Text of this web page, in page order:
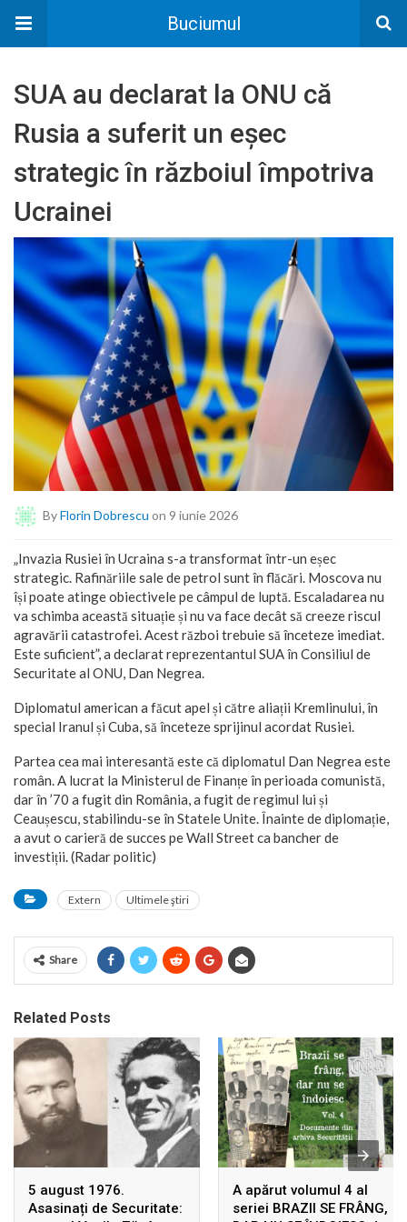
Buciumul
SUA au declarat la ONU că
Rusia a suferit un eșec
strategic în războiul împotriva
Ucrainei
ByFlorin Dobrescu on 9 iunie 2026
„Invazia Rusiei în Ucraina s-a transformat într-un eșec
strategic. Rafinăriile sale de petrol sunt în flăcări. Moscova nu
își poate atinge obiectivele pe câmpul de luptă. Escaladarea nu
va schimba această situație și nu va face decât să creeze riscul
agravării catastrofei. Acest război trebuie să înceteze imediat.
Este suficient”, a declarat reprezentantul SUA în Consiliul de
Securitate al ONU, Dan Negrea.
Diplomatul american a făcut apel și către aliații Kremlinului, în
special Iranul și Cuba, să înceteze sprijinul acordat Rusiei.
Partea cea mai interesantă este că diplomatul Dan Negrea este
român. A lucrat la Ministerul de Finanțe în perioada comunistă,
dar în ’70 a fugit din România, a fugit de regimul lui și
Ceaușescu, stabilindu-se în Statele Unite. Înainte de diplomație,
a avut o carieră de succes pe Wall Street ca bancher de
investiții. (Radar politic)
Extern Ultimele ştiri
Share
Related Posts
5 august 1976.
Asasinați de Securitate:
A apărut volumul 4 al
seriei BRAZII SE FRÂNG,